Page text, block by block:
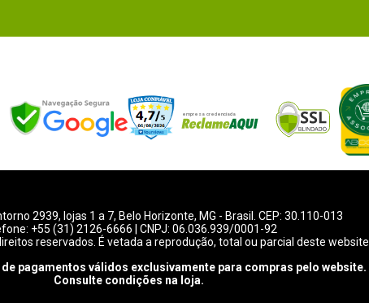
2939, lojas 1 a 7, Belo Horizonte, MG - Brasil. CEP: 30.110-013
+55 (31) 2126-6666 | CNPJ: 06.036.939/0001-92
reservados. É vetada a reprodução, total ou parcial deste website.
pagamentos válidos exclusivamente para compras pelo website.
Consulte condições na loja.